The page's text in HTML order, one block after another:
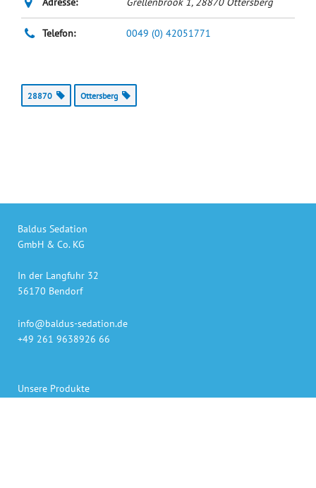
Telefon: 0049 (0) 42051771
28870 Ottersberg
Baldus Sedation
GmbH & Co. KG
In der Langfuhr 32
56170 Bendorf
info@baldus-sedation.de
+49 261 9638926 66
Unsere Produkte